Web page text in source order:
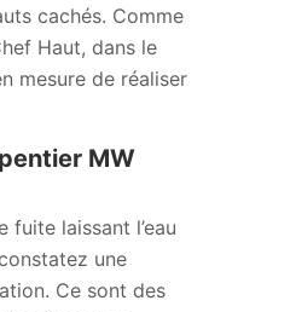
cachés. Comme
Haut, dans le
mesure de réaliser
MW
laissant l’eau
une
Ce sont des